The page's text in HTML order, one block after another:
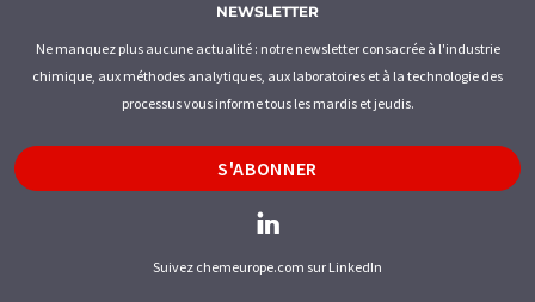
NEWSLETTER
Ne manquez plus aucune actualité : notre newsletter consacrée à l'industrie
chimique, aux méthodes analytiques, aux laboratoires et à la technologie des
processus vous informe tous les mardis et jeudis.
S'ABONNER
Suivez chemeurope.com sur LinkedIn